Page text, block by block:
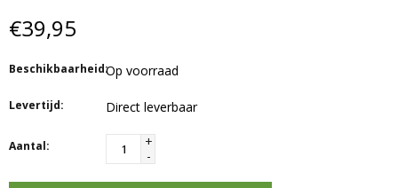
€39,95
Beschikbaarheid:Op voorraad
Levertijd: Direct leverbaar
Aantal:
+
-